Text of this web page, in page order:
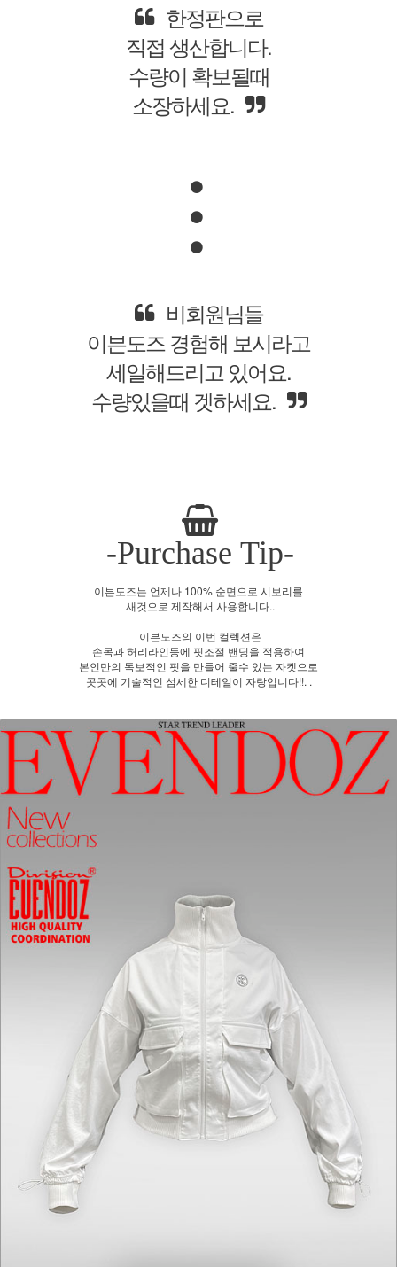
어디에서도
구할수 없는
우리가 만드는 상품만을
판매하고 있습니다.
저렴하죠!
자켓가격이 이가격이라니...
골프장갑가격도 안되잖아요.
-Purchase Tip-
이븐도즈는 언제나 100% 순면으로 시보리를
이븐도즈의 이번 컬렉션은
본인만의 독보적인 핏을 만들어 줄수 있는 자켓으로
곳곳에 기술적인 섬세한 디테일이 자랑입니다!!. .